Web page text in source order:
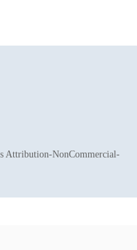
Attribution-NonCommercial-